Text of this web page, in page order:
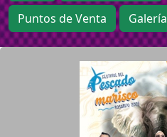
Puntos de Venta
Galería